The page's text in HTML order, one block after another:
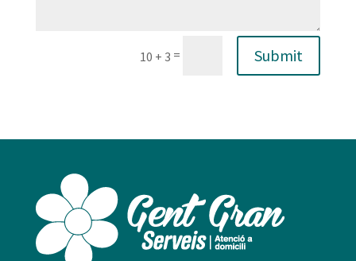
10 + 3 = Submit